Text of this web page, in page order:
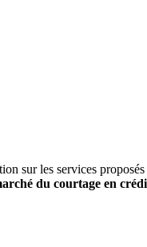
sur les services
du courtage en